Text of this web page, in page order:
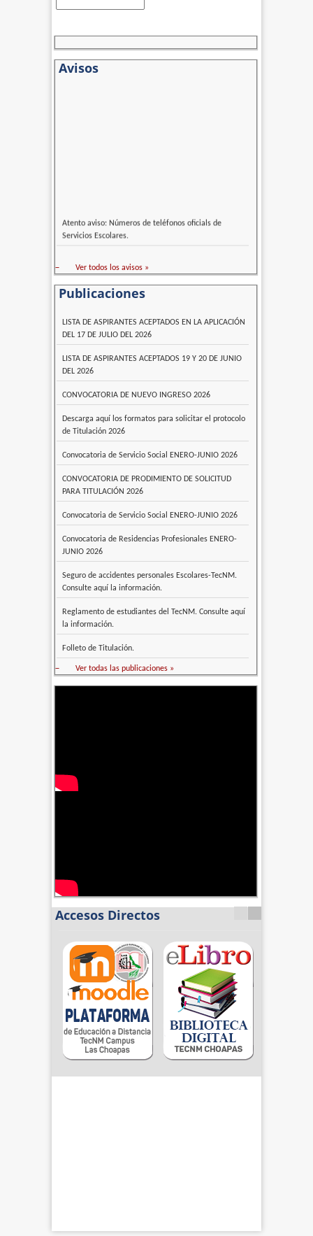
Avisos
Atento aviso: Números de teléfonos oficials de
Servicios Escolares.
– Ver todos los avisos »
Publicaciones
LISTA DE ASPIRANTES ACEPTADOS EN LA APLICACIÓN
DEL 17 DE JULIO DEL 2026
LISTA DE ASPIRANTES ACEPTADOS 19 Y 20 DE JUNIO
DEL 2026
CONVOCATORIA DE NUEVO INGRESO 2026
Descarga aquí los formatos para solicitar el protocolo
de Titulación 2026
Convocatoria de Servicio Social ENERO-JUNIO 2026
CONVOCATORIA DE PRODIMIENTO DE SOLICITUD
PARA TITULACIÓN 2026
Convocatoria de Servicio Social ENERO-JUNIO 2026
Convocatoria de Residencias Profesionales ENERO-
JUNIO 2026
Seguro de accidentes personales Escolares-TecNM.
Consulte aquí la información.
Reglamento de estudiantes del TecNM. Consulte aquí
la información.
Folleto de Titulación.
– Ver todas las publicaciones »
Accesos Directos